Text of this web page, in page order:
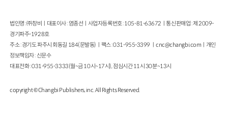
법인명 : ㈜창비ㅣ대표이사 : 염종선ㅣ사업자등록번호 : 105-81-63672ㅣ통신판매업 : 제 2009-
경기파주-1928호
주소 : 경기도 파주시 회동길 184(문발동)ㅣ팩스 : 031-955-3399 ㅣcnc@changbi.com ㅣ개인
정보책임자 : 신문수
대표전화 : 031-955-3333(월~금 10시~17시), 점심시간 11시 30분~13시
copyright © Changbi Publishers, inc. All Rights Reserved.